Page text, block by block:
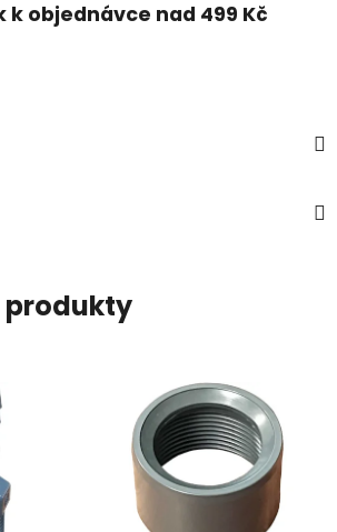
k objednávce nad 499 Kč
produkty